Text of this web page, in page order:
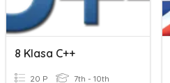
8 Klasa C++
20 P 7th - 10th